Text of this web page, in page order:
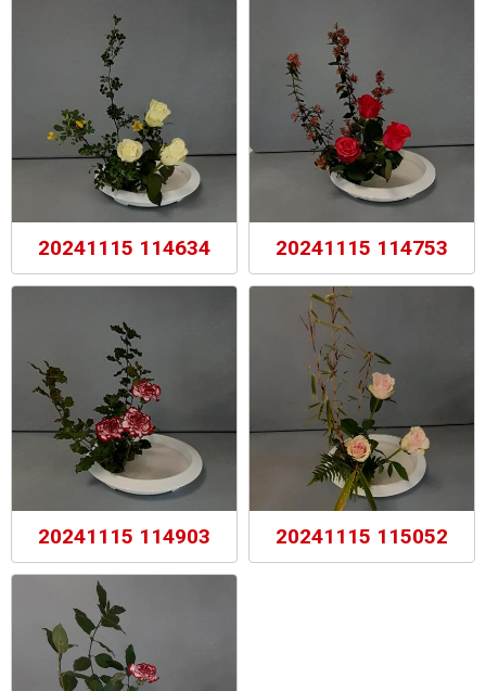
20241115 114634 20241115 114753
20241115 114903 20241115 115052